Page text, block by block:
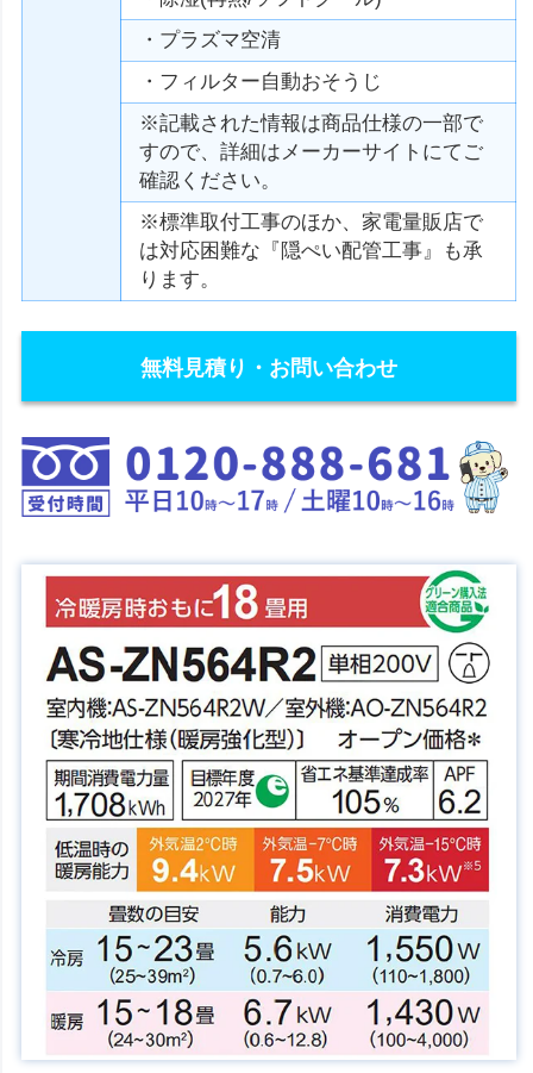
・プラズマ空清
・フィルター自動おそうじ
※記載された情報は商品仕様の一部で
すので、詳細はメーカーサイトにてご
確認ください。
※標準取付工事のほか、家電量販店で
は対応困難な『隠ぺい配管工事』も承
ります。
無料見積り・お問い合わせ